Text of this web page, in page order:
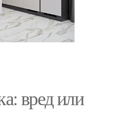
вред или